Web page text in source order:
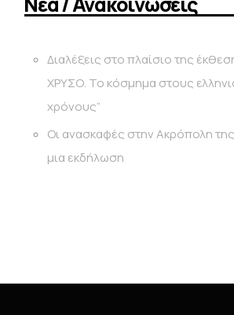
Διαλέξεις στο πλαίσιο της
ΧΡΥΣΟ. Το κόσμημα στους
χρόνους”
Οι ανασκαφές στην Ακρόπολη
μια εκδήλωση